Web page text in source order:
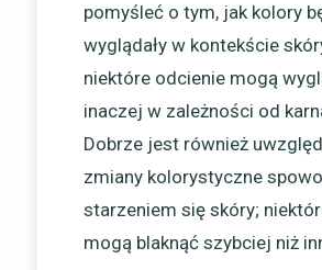
pomyśleć o tym, jak kolory
wyglądały w kontekście
niektóre odcienie mogą
inaczej w zależności od
Dobrze jest również
zmiany kolorystyczne
starzeniem się skóry;
mogą blaknąć szybciej niż